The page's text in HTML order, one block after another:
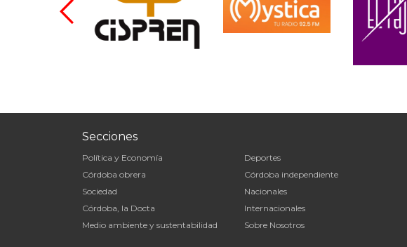
Secciones
Política y Economía
Córdoba obrera
Sociedad
Córdoba, la Docta
Medio ambiente y sustentabilidad
Deportes
Córdoba independiente
Nacionales
Internacionales
Sobre Nosotros